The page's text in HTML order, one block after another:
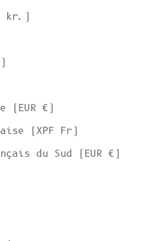
kr.)
(EUR €)
(XPF Fr)
du Sud (EUR €)